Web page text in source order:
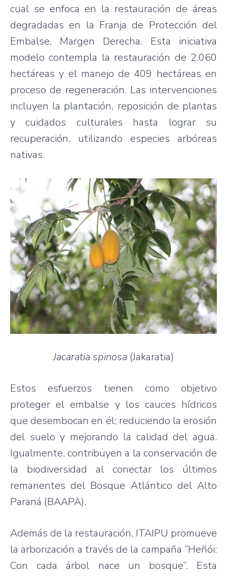
cual se enfoca en la restauración de áreas
degradadas en la Franja de Protección del
Embalse, Margen Derecha. Esta iniciativa
modelo contempla la restauración de 2.060
hectáreas y el manejo de 409 hectáreas en
proceso de regeneración. Las intervenciones
incluyen la plantación, reposición de plantas
y cuidados culturales hasta lograr su
recuperación, utilizando especies arbóreas
nativas.
Jacaratia spinosa (Jakaratia)
Estos esfuerzos tienen como objetivo
proteger el embalse y los cauces hídricos
que desembocan en él; reduciendo la erosión
del suelo y mejorando la calidad del agua.
Igualmente, contribuyen a la conservación de
la biodiversidad al conectar los últimos
remanentes del Bosque Atlántico del Alto
Paraná (BAAPA).
Además de la restauración, ITAIPU promueve
la arborización a través de la campaña “Heñói:
Con cada árbol nace un bosque”. Esta